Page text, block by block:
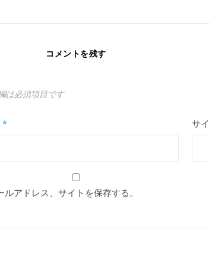
コメントを残す
は必須項目です
* サ
アドレス、サイトを保存する。